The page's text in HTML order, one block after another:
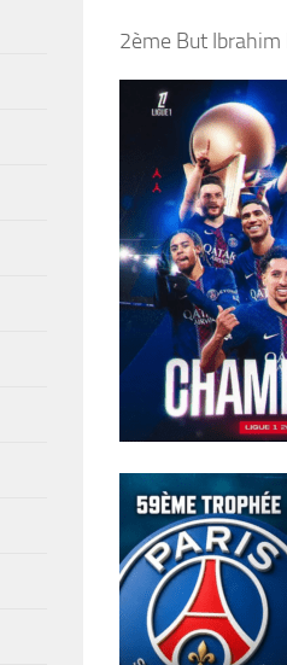
2ème But Ibrahim